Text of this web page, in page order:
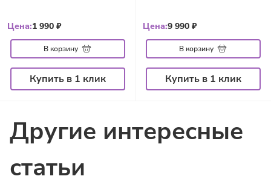
Цена:1 990 ₽
В корзину
Купить в 1 клик
Цена:9 990 ₽
В корзину
Купить в 1 клик
Другие интересные
статьи